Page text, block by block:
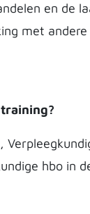
en de
met andere
hbo in